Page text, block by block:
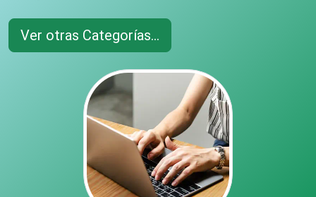
Ver otras Categorías...